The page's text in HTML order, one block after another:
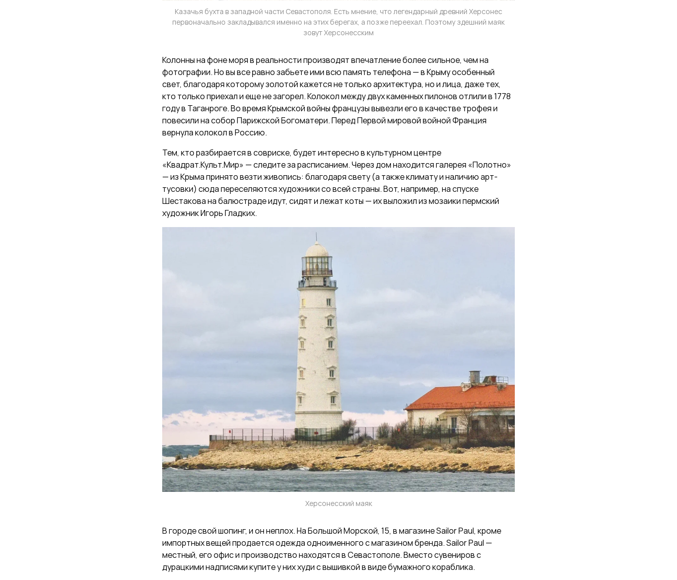
Казачья бухта в западной части Севастополя. Есть мнение, что легендарный древний Херсонес
первоначально закладывался именно на этих берегах, а позже переехал. Поэтому здешний маяк
зовут Херсонесским
Колонны на фоне моря в реальности производят впечатление более сильное, чем на
фотографии. Но вы все равно забьете ими всю память телефона — в Крыму особенный
свет, благодаря которому золотой кажется не только архитектура, но и лица, даже тех,
кто только приехал и еще не загорел. Колокол между двух каменных пилонов отлили в 1778
году в Таганроге. Во время Крымской войны французы вывезли его в качестве трофея и
повесили на собор Парижской Богоматери. Перед Первой мировой войной Франция
вернула колокол в Россию.
Тем, кто разбирается в совриске, будет интересно в культурном центре
«Квадрат.Культ.Мир» — следите за расписанием. Через дом находится галерея «Полотно»
— из Крыма принято везти живопись: благодаря свету (а также климату и наличию арт-
тусовки) сюда переселяются художники со всей страны. Вот, например, на спуске
Шестакова на балюстраде идут, сидят и лежат коты — их выложил из мозаики пермский
художник Игорь Гладких.
Херсонесский маяк
В городе свой шопинг, и он неплох. На Большой Морской, 15, в магазине Sailor Paul, кроме
импортных вещей продается одежда одноименного с магазином бренда. Sailor Paul —
местный, его офис и производство находятся в Севастополе. Вместо сувениров с
дурацкими надписями купите у них худи с вышивкой в виде бумажного кораблика.